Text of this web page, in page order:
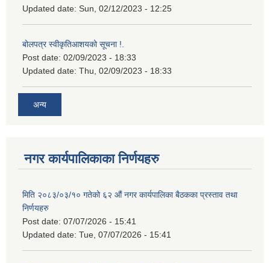
Updated date: Sun, 02/12/2023 - 12:25
बोलपत्र स्वीकृतिआशयको सूचना !.
Post date: 02/09/2023 - 18:33
Updated date: Thu, 02/09/2023 - 18:33
अन्य
नगर कार्यपालिकाका निर्णयहरु
मिति २०८३/०३/१० गतेको ६२ औं नगर कार्यपालिका बैठकका प्रस्ताव तथा
निर्णयहरु
Post date: 07/07/2026 - 15:41
Updated date: Tue, 07/07/2026 - 15:41